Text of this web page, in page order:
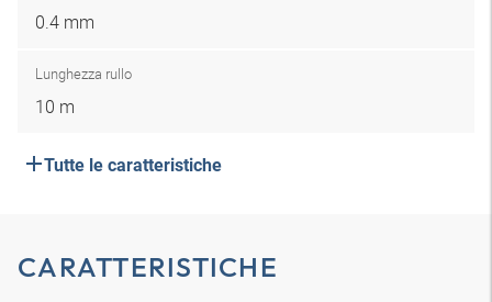
0.4 mm
Lunghezza rullo
10 m
Tutte le caratteristiche
CARATTERISTICHE